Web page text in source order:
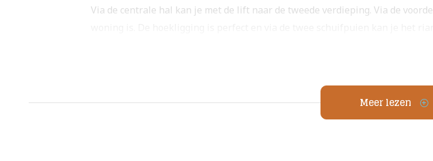
Via de centrale hal kan je met de lift naar de tweede verdieping. Via de
daarnaast is hiermee extra opbergruimte gecreëerd.
Meer lezen